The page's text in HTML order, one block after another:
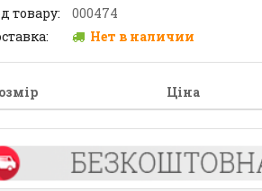
товару:
000474
Нет в наличии
Ціна